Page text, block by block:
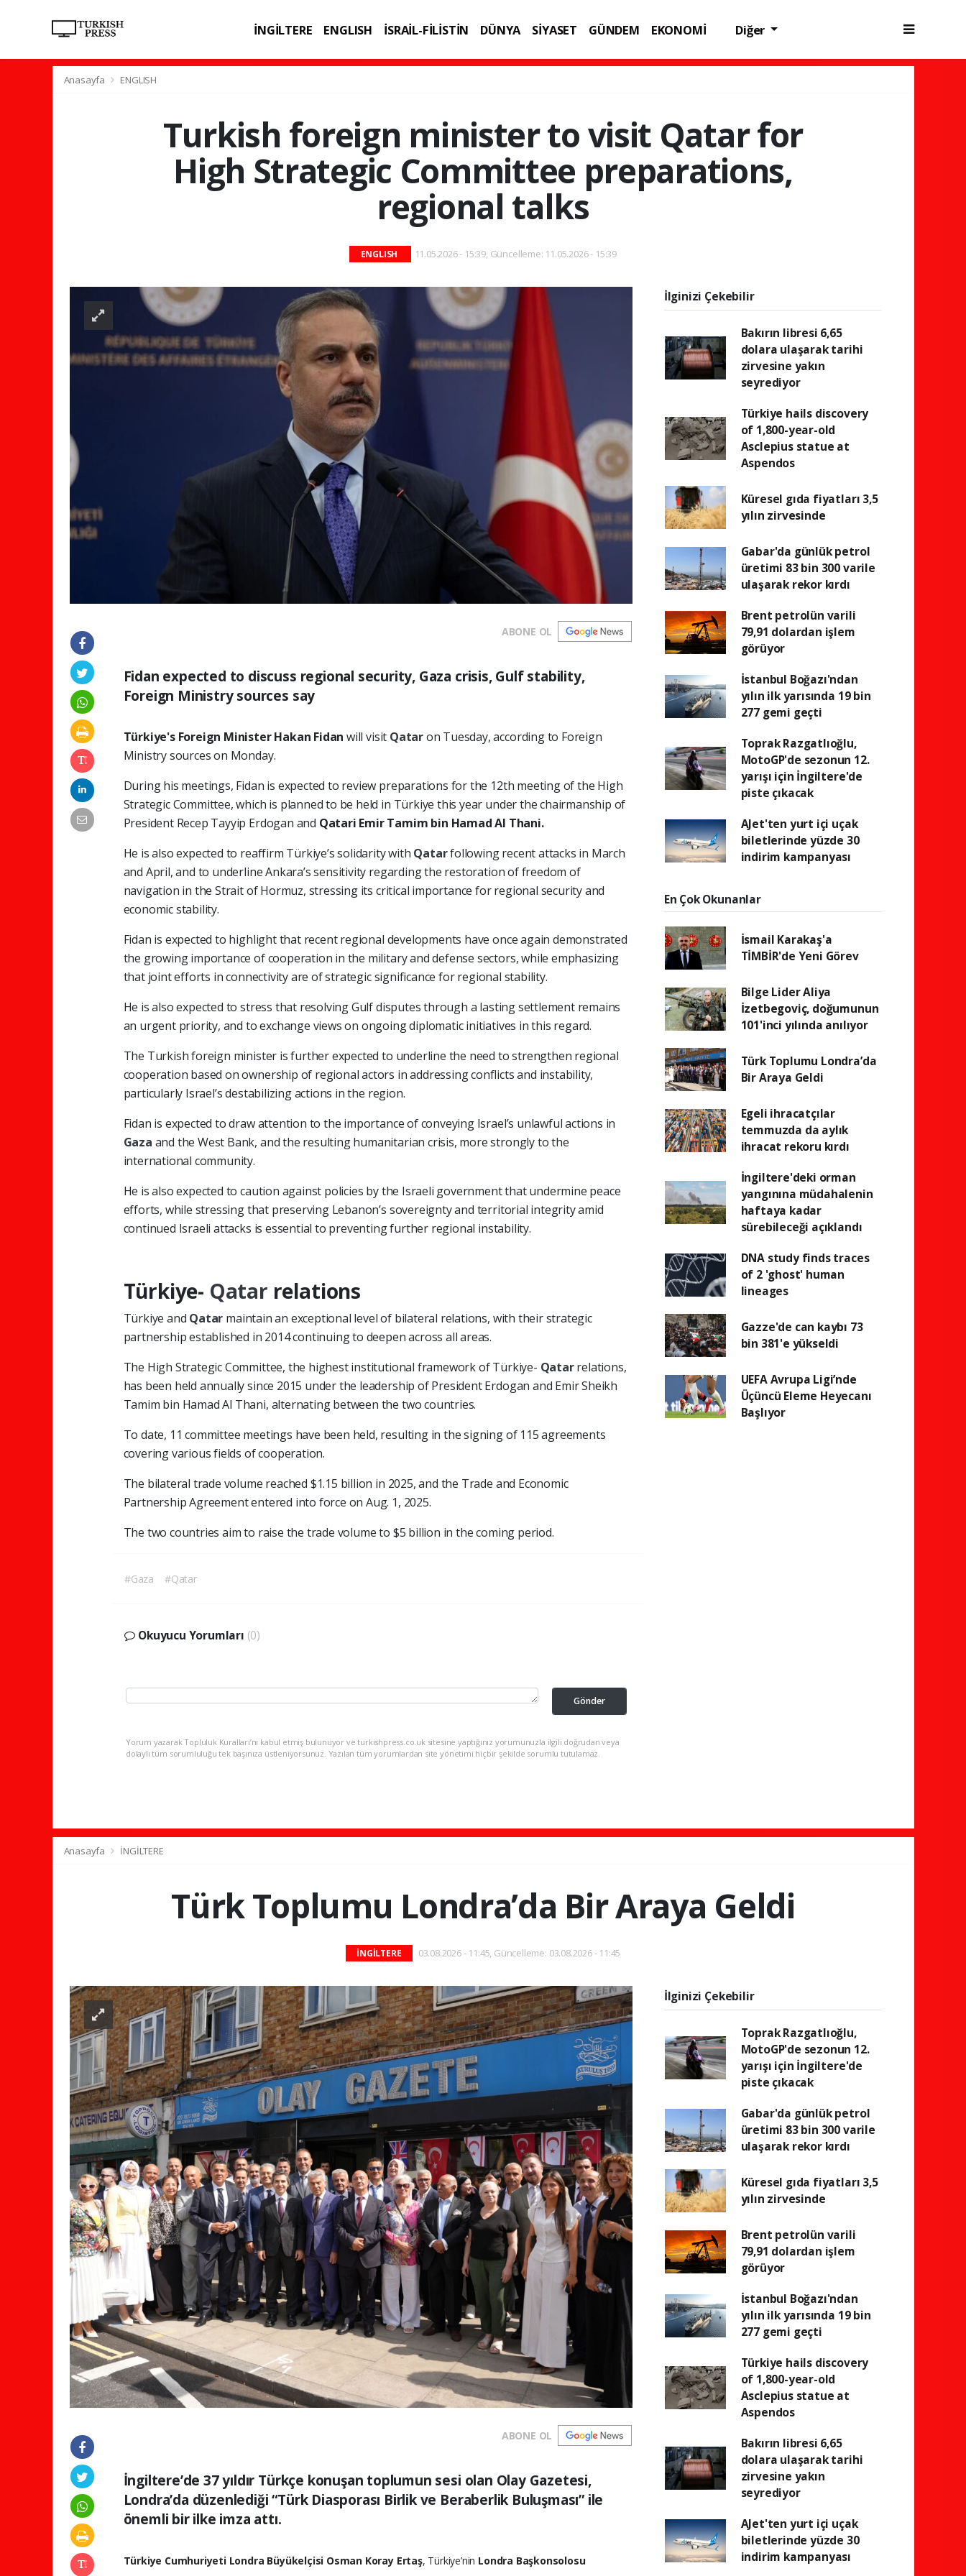
İNGİLTERE ENGLISH İSRAİL-FİLİSTİN DÜNYA SİYASET GÜNDEM
EKONOMİ
Diğer
Anasayfa ENGLISH
Turkish foreign minister to visit Qatar for
High Strategic Committee preparations,
regional talks
ENGLISH 11.05.2026 - 15:39, Güncelleme: 11.05.2026 - 15:39
ABONE OL
Fidan expected to discuss regional security, Gaza crisis, Gulf stability,
Foreign Ministry sources say
Türkiye's Foreign Minister Hakan Fidan will visit Qataron Tuesday, according to Foreign
Ministry sources on Monday.
During his meetings, Fidan is expected to review preparations for the 12th meeting of the High
Strategic Committee, which is planned to be held in Türkiye this year under the chairmanship of
President Recep Tayyip Erdogan and Qatari Emir Tamim bin Hamad Al Thani.
He is also expected to reaffirm Türkiye’s solidarity with Qatarfollowing recent attacks in March
and April, and to underline Ankara’s sensitivity regarding the restoration of freedom of
navigation in the Strait of Hormuz, stressing its critical importance for regional security and
economic stability.
Fidan is expected to highlight that recent regional developments have once again demonstrated
the growing importance of cooperation in the military and defense sectors, while emphasizing
that joint efforts in connectivity are of strategic significance for regional stability.
He is also expected to stress that resolving Gulf disputes through a lasting settlement remains
an urgent priority, and to exchange views on ongoing diplomatic initiatives in this regard.
The Turkish foreign minister is further expected to underline the need to strengthen regional
cooperation based on ownership of regional actors in addressing conflicts and instability,
particularly Israel’s destabilizing actions in the region.
Fidan is expected to draw attention to the importance of conveying Israel’s unlawful actions in
Gaza and the West Bank, and the resulting humanitarian crisis, more strongly to the
international community.
He is also expected to caution against policies by the Israeli government that undermine peace
efforts, while stressing that preserving Lebanon’s sovereignty and territorial integrity amid
continued Israeli attacks is essential to preventing further regional instability.
Türkiye- Qatar relations
Türkiye and Qatar maintain an exceptional level of bilateral relations, with their strategic
partnership established in 2014 continuing to deepen across all areas.
The High Strategic Committee, the highest institutional framework of Türkiye- Qatarrelations,
has been held annually since 2015 under the leadership of President Erdogan and Emir Sheikh
Tamim bin Hamad Al Thani, alternating between the two countries.
To date, 11 committee meetings have been held, resulting in the signing of 115 agreements
covering various fields of cooperation.
The bilateral trade volume reached $1.15 billion in 2025, and the Trade and Economic
Partnership Agreement entered into force on Aug. 1, 2025.
The two countries aim to raise the trade volume to $5 billion in the coming period.
#Gaza #Qatar
Okuyucu Yorumları (0)
Gönder
Yorum yazarak Topluluk Kuralları’nı kabul etmiş bulunuyor ve turkishpress.co.uk sitesine yaptığınız yorumunuzla ilgili doğrudan veya
dolaylı tüm sorumluluğu tek başınıza üstleniyorsunuz. Yazılan tüm yorumlardan site yönetimi hiçbir şekilde sorumlu tutulamaz.
İlginizi Çekebilir
Bakırın libresi 6,65
dolara ulaşarak tarihi
zirvesine yakın
seyrediyor
Türkiye hails discovery
of 1,800-year-old
Asclepius statue at
Aspendos
Küresel gıda fiyatları 3,5
yılın zirvesinde
Gabar'da günlük petrol
üretimi 83 bin 300 varile
ulaşarak rekor kırdı
Brent petrolün varili
79,91 dolardan işlem
görüyor
İstanbul Boğazı'ndan
yılın ilk yarısında 19 bin
277 gemi geçti
Toprak Razgatlıoğlu,
MotoGP'de sezonun 12.
yarışı için İngiltere'de
piste çıkacak
AJet'ten yurt içi uçak
biletlerinde yüzde 30
indirim kampanyası
En Çok Okunanlar
İsmail Karakaş'a
TİMBİR'de Yeni Görev
Bilge Lider Aliya
İzetbegoviç, doğumunun
101'inci yılında anılıyor
Türk Toplumu Londra’da
Bir Araya Geldi
Egeli ihracatçılar
temmuzda da aylık
ihracat rekoru kırdı
İngiltere'deki orman
yangınına müdahalenin
haftaya kadar
sürebileceği açıklandı
DNA study finds traces
of 2 'ghost' human
lineages
Gazze'de can kaybı 73
bin 381'e yükseldi
UEFA Avrupa Ligi’nde
Üçüncü Eleme Heyecanı
Başlıyor
Anasayfa İNGİLTERE
Türk Toplumu Londra’da Bir Araya Geldi
İNGİLTERE 03.08.2026 - 11:45, Güncelleme: 03.08.2026 - 11:45
ABONE OL
İngiltere’de 37 yıldır Türkçe konuşan toplumun sesi olan Olay Gazetesi,
Londra’da düzenlediği “Türk Diasporası Birlik ve Beraberlik Buluşması” ile
önemli bir ilke imza attı.
Türkiye Cumhuriyeti Londra Büyükelçisi Osman Koray Ertaş, Türkiye’nin Londra Başkonsolosu
İlginizi Çekebilir
Toprak Razgatlıoğlu,
MotoGP'de sezonun 12.
yarışı için İngiltere'de
piste çıkacak
Gabar'da günlük petrol
üretimi 83 bin 300 varile
ulaşarak rekor kırdı
Küresel gıda fiyatları 3,5
yılın zirvesinde
Brent petrolün varili
79,91 dolardan işlem
görüyor
İstanbul Boğazı'ndan
yılın ilk yarısında 19 bin
277 gemi geçti
Türkiye hails discovery
of 1,800-year-old
Asclepius statue at
Aspendos
Bakırın libresi 6,65
dolara ulaşarak tarihi
zirvesine yakın
seyrediyor
AJet'ten yurt içi uçak
biletlerinde yüzde 30
indirim kampanyası